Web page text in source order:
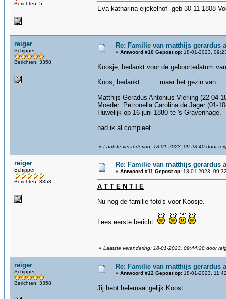
Berichten: 5
Eva katharina eijckelhof geb 30 11 1808
reiger
Schipper
Berichten: 3358
Re: Familie van matthijs
« Antwoord #10 Gepost op: 18-01-2023,
Koosje, bedankt voor de geboortedatum
Koos, bedankt..........maar het gezin van
Matthijs Geradus Antonius Vierling (22-04-
Moeder: Petronella Carolina de Jager (01-
Huwelijk op 16 juni 1880 te 's-Gravenhage.
had ik al compleet.
« Laatste verandering: 18-01-2023, 09:28:40 door
reiger
Schipper
Berichten: 3358
Re: Familie van matthijs
« Antwoord #11 Gepost op: 18-01-2023,
A T T E N T I E
Nu nog de familie foto's voor Koosje.
Lees eerste bericht.
« Laatste verandering: 18-01-2023, 09:44:28 door
reiger
Schipper
Berichten: 3358
Re: Familie van matthijs
« Antwoord #12 Gepost op: 18-01-2023,
Jij hebt helemaal gelijk Koost.